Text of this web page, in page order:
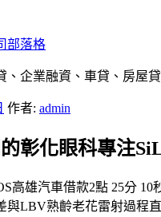
部落格
、企業融資、車貸、房屋
作者: admin
彰化眼科專注
高雄汽車借款2點 25分
與LBV熟齡老花雷射過程